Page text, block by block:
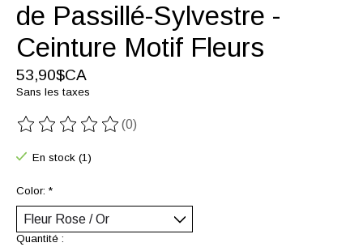
de Passillé-Sylvestre -
Ceinture Motif Fleurs
53,90$CA
Sans les taxes
Ce produit est évalué à
(0)
En stock (1)
Color: *
Quantité :